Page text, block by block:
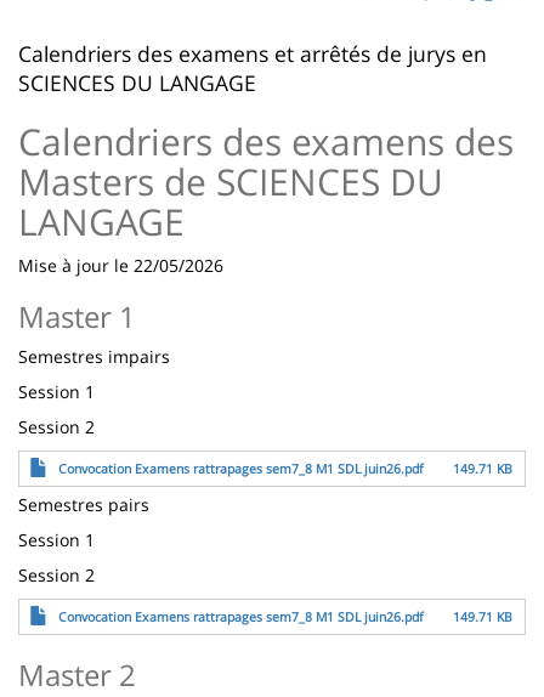
content
Contenu
de
la
page
principale
Calendriers des examens et arrêtés de jurys en
SCIENCES DU LANGAGE
Calendriers des examens des
Masters de SCIENCES DU
LANGAGE
Mise à jour le 22/05/2026
Master 1
Semestres impairs
Session 1
Session 2
ArchivoConvocation Examens rattrapages sem7_8 M1 SDL juin26.pdf 149.71 KB
Semestres pairs
Session 1
Session 2
ArchivoConvocation Examens rattrapages sem7_8 M1 SDL juin26.pdf 149.71 KB
Master 2